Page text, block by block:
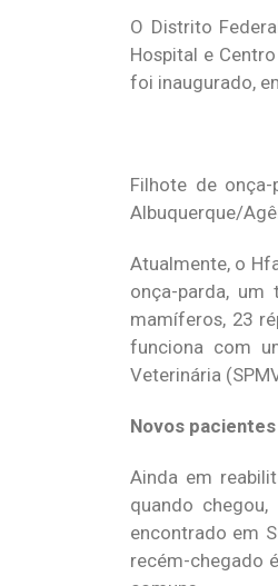
O Distrito
Hospital e
foi inaugurado,
Filhote de
Albuquerque/
Atualmente, o
onça-parda, um
mamíferos, 23
funciona com
Veterinária
Novos pacientes
Ainda em
quando
encontrado em
recém-chegado